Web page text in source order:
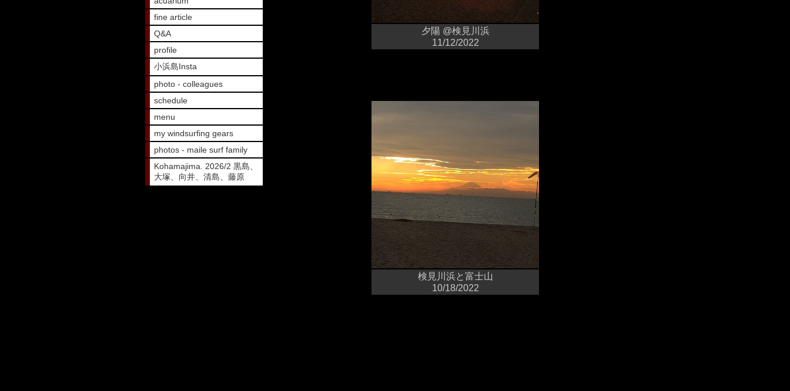
夕陽 @検見川浜
11/12/2022
検見川浜と富士山
10/18/2022
fine article
Q&A
profile
小浜島Insta
photo - colleagues
schedule
menu
my windsurfing gears
photos - maile surf family
Kohamajima. 2026/2 黒島、
大塚、向井、清島、藤原